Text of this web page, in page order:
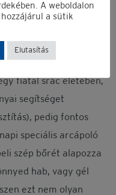
isolated
fiatal srác életében,
segítséget
pedig fontos
speciális arcápoló
szép bőrét alapozza
hab, vagy gél
ezt nem olyan
A weboldalon
a sütik
Elutasítás